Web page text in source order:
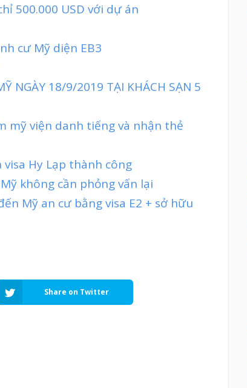
500.000 USD với dự án
cư Mỹ diện EB3
NGÀY 18/9/2019 TẠI KHÁCH SẠN 5
mỹ viện danh tiếng và nhận thẻ
Hy Lạp thành công
không cần phỏng vấn lại
Mỹ an cư bằng visa E2 + sở hữu
Share on Twitter